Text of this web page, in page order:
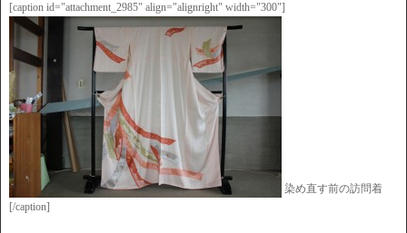
[caption id="attachment_2985" align="alignright" width="300"]
染め直す前の訪問着
[/caption]